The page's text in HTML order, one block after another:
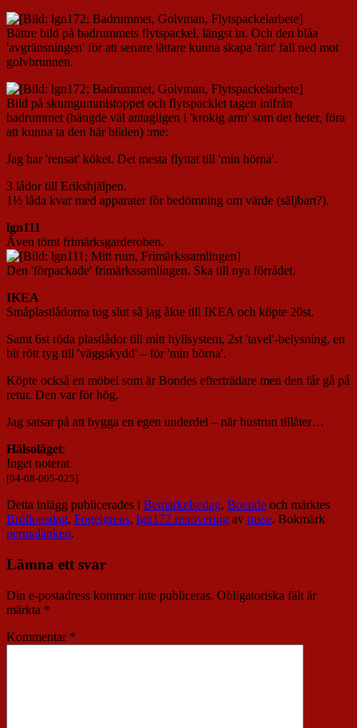
Bättre bild på badrummets flytspackel, längst in. Och den blåa
'avgränsningen' för att senare lättare kunna skapa 'rätt' fall ned mot
golvbrunnen.
Bild på skumgummistoppet och flytspacklet tagen inifrån
badrummet (hängde väl antagligen i 'krokig arm' som det heter, föra
att kunna ta den här bilden) :me:
Jag har 'rensat' köket. Det mesta flyttat till 'min hörna'.
3 lådor till Erikshjälpen.
1½ låda kvar med apparater för bedömning om värde (säljbart?).
lgn111
Även tömt frimärksgarderoben.
Den 'förpackade' frimärkssamlingen. Ska till nya förrådet.
IKEA
Småplastlådorna tog slut så jag åkte till IKEA och köpte 20st.
Samt 6st röda plastlådor till mitt hyllsystem, 2st 'tavel'-belysning, en
bit rött tyg till 'väggskydd' – för 'min hörna'.
Köpte också en möbel som är Bondes efterträdare men den får gå på
retur. Den var för hög.
Jag satsar på att bygga en egen underdel – när hustrun tillåter…
Hälsoläget:
Inget noterat.
[04-08-005-025]
Detta inlägg publicerades i Bemärkelsedag, Boende och märktes
Bröllopsdag, Fogelgrens, lgn172 renovering av nisse. Bokmärk
permalänken.
Lämna ett svar
Din e-postadress kommer inte publiceras. Obligatoriska fält är
märkta *
Kommentar *